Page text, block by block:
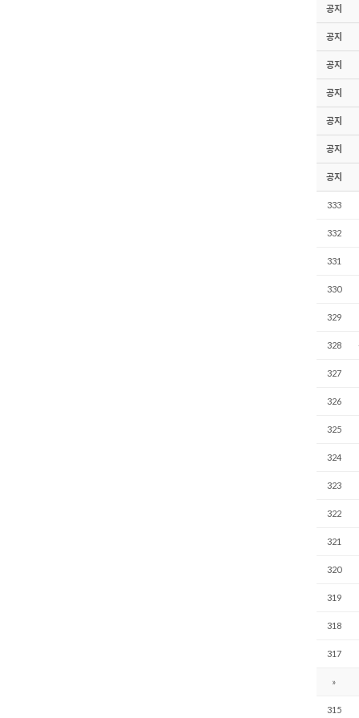
공지
공지
공지
공지
공지
공지
공지
333
332
331
330
329
328
327
326
325
324
323
322
321
320
319
318
317
»
315